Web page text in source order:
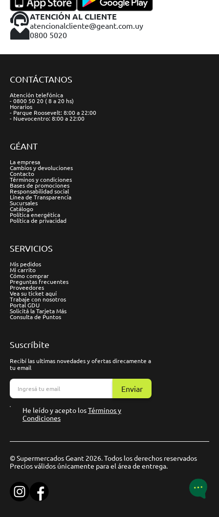
ATENCIÓN AL CLIENTE
atencionalcliente@geant.com.uy
0800 5020
CONTÁCTANOS
Atención telefónica
- 0800 50 20 ( 8 a 20 hs)
Horarios
- Parque Roosevelt: 8:00 a 22:00
- Nuevocentro: 8:00 a 22:00
GÉANT
La empresa
Cambios y devoluciones
Contacto
Términos y condiciones
Bases de promociones
Responsabilidad social
Línea de Transparencia
Sucursales
Catálogo
Política energética
Política de privacidad
SERVICIOS
Mis pedidos
Mi carrito
Cómo comprar
Preguntas frecuentes
Proveedores
Vea su ticket aquí
Trabaje con nosotros
Portal GDU
Solicitá la Tarjeta Más
Consulta de Puntos
Suscríbite
Recibí las ultimas novedades y ofertas direcamente a
tu email
Enviar
He leído y acepto losTérminos y
Condiciones
© Supermercados Geant 2026. Todos los derechos reservados
Precios válidos únicamente para el área de entrega.